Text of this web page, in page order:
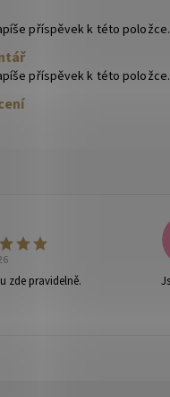
příspěvek k této položce.
příspěvek k této položce.
zde pravidelně.